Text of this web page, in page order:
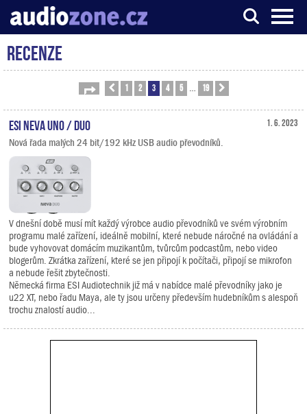
Server o digitálním zpracování zvuku
Recenze
Stránka zPředchozí
1 2 3 4 5 19
1. 6. 2023
ESI Neva Uno / Duo
Nová řada malých 24 bit/192 kHz USB audio převodníků.
V dnešní době musí mít každý výrobce audio převodníků ve svém výrobním
programu malé zařízení, ideálně mobilní, které nebude náročné na ovládání a
bude vyhovovat domácím muzikantům, tvůrcům podcastům, nebo video
blogerům. Zkrátka zařízení, které se jen připojí k počítači, připojí se mikrofon
a nebude řešit zbytečnosti.
Německá firma ESI Audiotechnik již má v nabídce malé převodníky jako je
u22 XT, nebo řadu Maya, ale ty jsou určeny především hudebníkům s alespoň
trochu znalostí audio...